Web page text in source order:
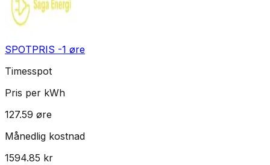
SPOTPRIS -1 øre
Timesspot
Pris per kWh
127.59 øre
Månedlig kostnad
1594.85 kr